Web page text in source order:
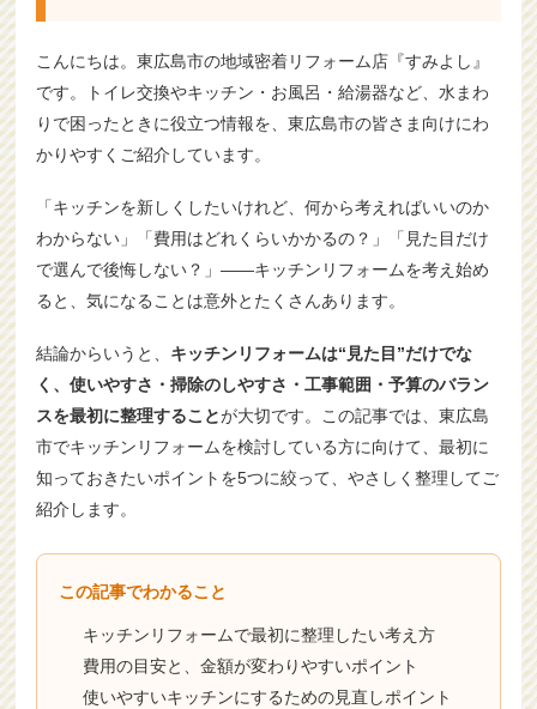
こんにちは。東広島市の地域密着リフォーム店『すみよし』
です。トイレ交換やキッチン・お風呂・給湯器など、水まわ
りで困ったときに役立つ情報を、東広島市の皆さま向けにわ
かりやすくご紹介しています。
「キッチンを新しくしたいけれど、何から考えればいいのか
わからない」「費用はどれくらいかかるの？」「見た目だけ
で選んで後悔しない？」――キッチンリフォームを考え始め
ると、気になることは意外とたくさんあります。
結論からいうと、 キッチンリフォームは“見た目”だけでな
く、使いやすさ・掃除のしやすさ・工事範囲・予算のバラン
スを最初に整理することが大切です。この記事では、東広島
市でキッチンリフォームを検討している方に向けて、最初に
知っておきたいポイントを5つに絞って、やさしく整理してご
紹介します。
この記事でわかること
キッチンリフォームで最初に整理したい考え方
費用の目安と、金額が変わりやすいポイント
使いやすいキッチンにするための見直しポイント